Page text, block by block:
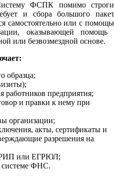
ФСПК помимо
и сбора большого
самостоятельно или с
оказывающей помощь
или безвозмездной основе.
образца;
работников предприятия;
и правки к нему при
организации;
акты, сертификаты и
разрешения на
или ЕГРЮЛ;
системе ФНС.